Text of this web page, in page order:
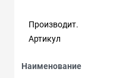
Производит.
Артикул
Наименование